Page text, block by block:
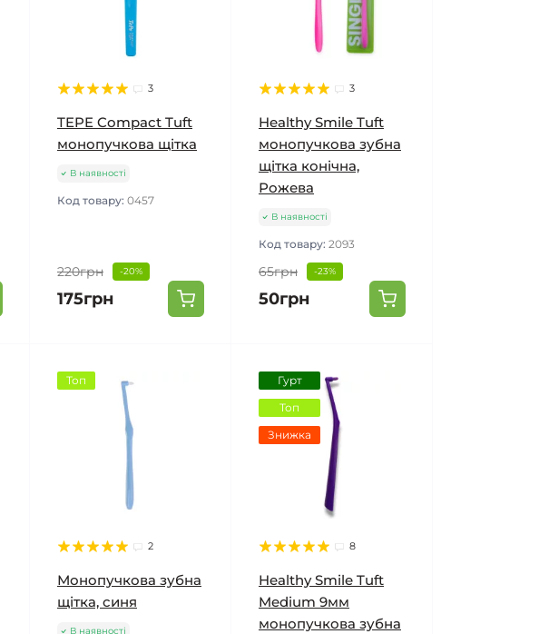
3
TEPE Compact Tuft
монопучкова щітка
В наявності
Код товару: 0457
220грн -20%
175грн
3
Healthy Smile Tuft
монопучкова зубна
щітка конічна,
Рожева
В наявності
Код товару: 2093
65грн -23%
50грн
Топ
2
Монопучкова зубна
щітка, синя
В наявності
Гурт
Топ
Знижка
8
Healthy Smile Tuft
Medium 9мм
монопучкова зубна